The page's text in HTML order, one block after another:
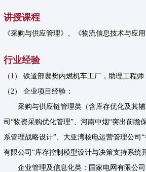
讲授课程
《采购与供应管理》、《物流信息技术与应
行业经验
（1） 铁道部襄樊内燃机车工厂，助理工程师
（2） 企业项目经验：
采购与供应链管理类（含库存优化及其
司“物资采购优化管理”、河南中烟“突出前瞻
系管理战略设计”、大亚湾核电运营管理公司
有限公司“库存控制模型设计与决策支持系统开
企业管理及信息化类：国家电网有限公